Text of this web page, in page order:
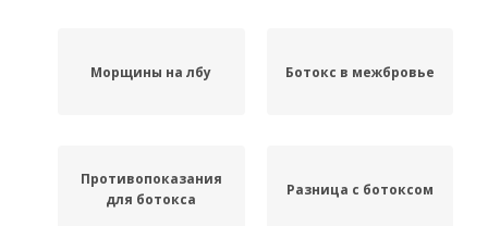
Морщины на лбу Ботокс в межбровье
Противопоказания
для ботокса
Разница с ботоксом